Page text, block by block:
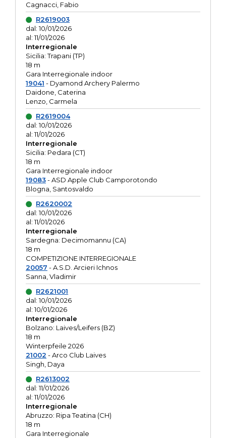
Cagnacci, Fabio
R2619003
dal: 10/01/2026
al: 11/01/2026
Interregionale
Sicilia: Trapani (TP)
18 m
Gara Interregionale indoor
19041 - Dyamond Archery Palermo
Daidone, Caterina
Lenzo, Carmela
R2619004
dal: 10/01/2026
al: 11/01/2026
Interregionale
Sicilia: Pedara (CT)
18 m
Gara Interregionale indoor
19083- ASD Apple Club Camporotondo
Blogna, Santosvaldo
R2620002
dal: 10/01/2026
al: 11/01/2026
Interregionale
Sardegna: Decimomannu (CA)
18 m
COMPETIZIONE INTERREGIONALE
20057 - A.S.D. Arcieri Ichnos
Sanna, Vladimir
R2621001
dal: 10/01/2026
al: 10/01/2026
Interregionale
Bolzano: Laives/Leifers (BZ)
18 m
Winterpfeile 2026
21002 - Arco Club Laives
Singh, Daya
R2613002
dal: 11/01/2026
al: 11/01/2026
Interregionale
Abruzzo: Ripa Teatina (CH)
18 m
Gara Interregionale